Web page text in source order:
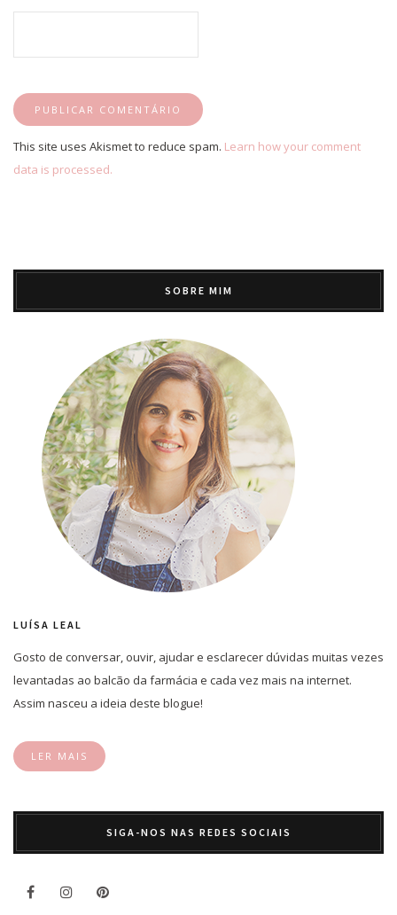
This site uses Akismet to reduce spam. Learn how your comment
data is processed.
SOBRE MIM
LUÍSA LEAL
Gosto de conversar, ouvir, ajudar e esclarecer dúvidas muitas vezes
levantadas ao balcão da farmácia e cada vez mais na internet.
Assim nasceu a ideia deste blogue!
LER MAIS
SIGA-NOS NAS REDES SOCIAIS